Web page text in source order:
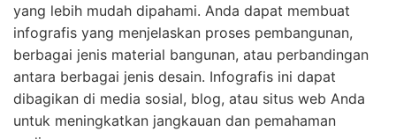
yang lebih mudah dipahami. Anda dapat membuat
infografis yang menjelaskan proses pembangunan,
berbagai jenis material bangunan, atau perbandingan
antara berbagai jenis desain. Infografis ini dapat
dibagikan di media sosial, blog, atau situs web Anda
untuk meningkatkan jangkauan dan pemahaman